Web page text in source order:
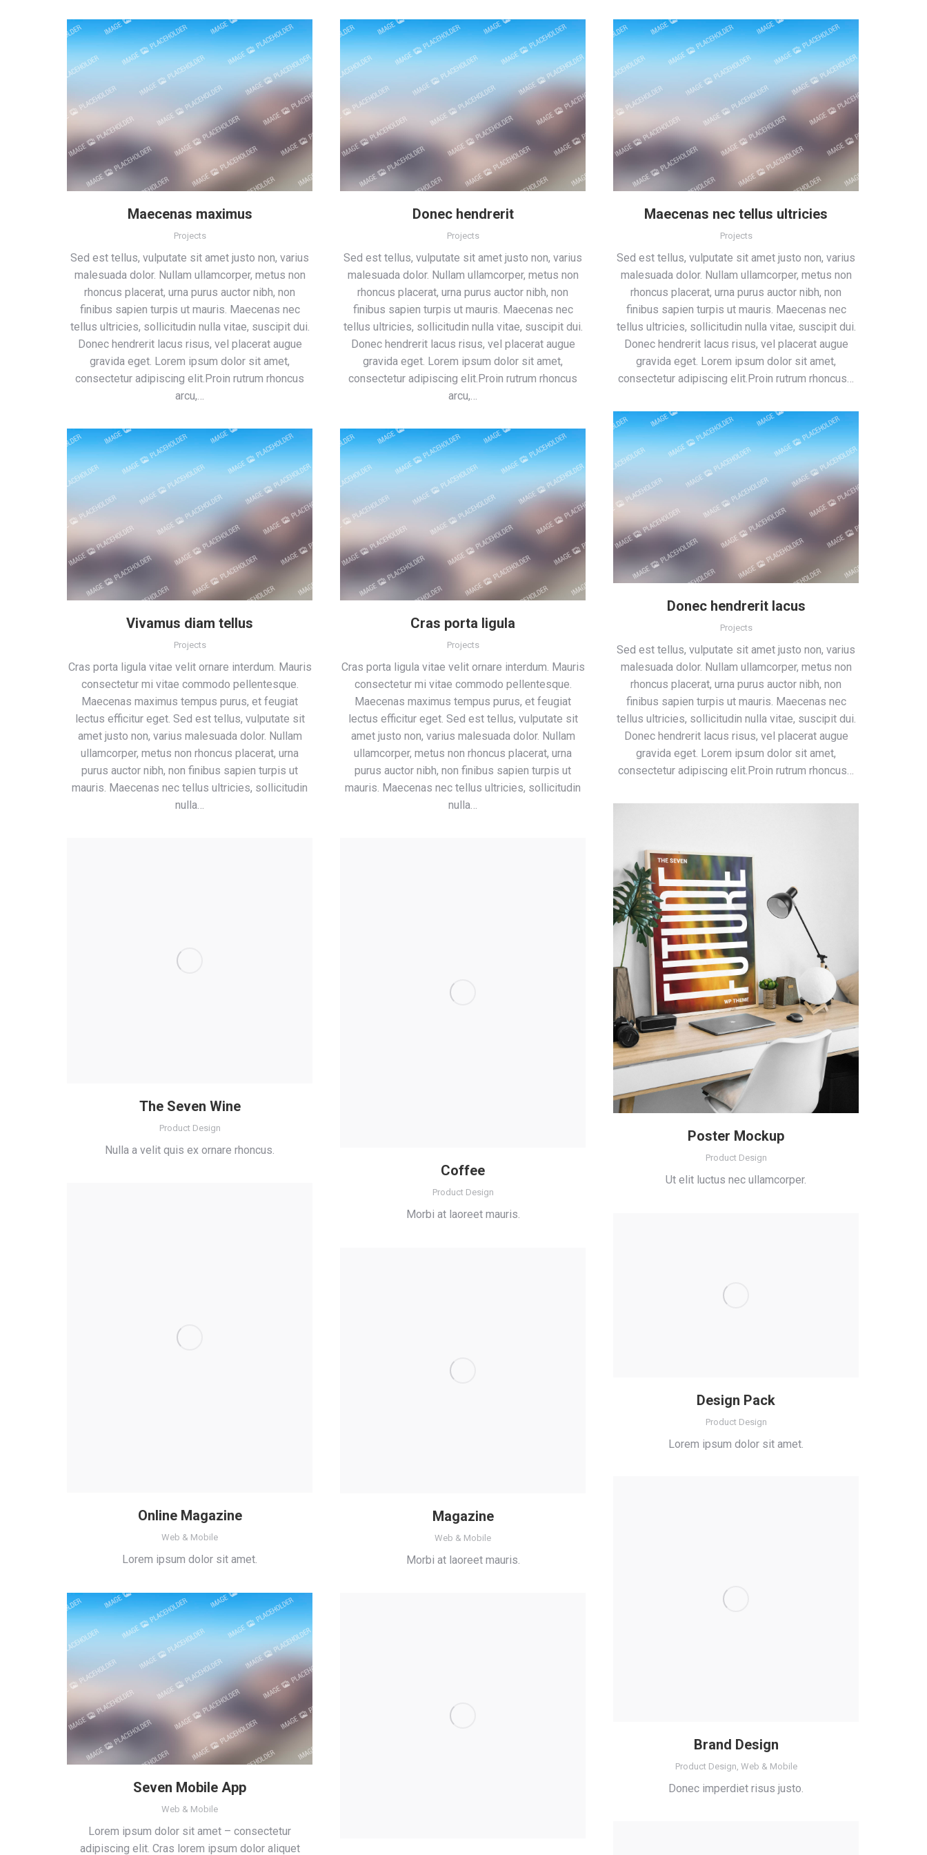
Maecenas maximus
Projects
Sed est tellus, vulputate sit amet justo non, varius
malesuada dolor. Nullam ullamcorper, metus non
rhoncus placerat, urna purus auctor nibh, non
finibus sapien turpis ut mauris. Maecenas nec
tellus ultricies, sollicitudin nulla vitae, suscipit dui.
Donec hendrerit lacus risus, vel placerat augue
gravida eget. Lorem ipsum dolor sit amet,
consectetur adipiscing elit.Proin rutrum rhoncus
arcu,…
Donec hendrerit
Projects
Sed est tellus, vulputate sit amet justo non, varius
malesuada dolor. Nullam ullamcorper, metus non
rhoncus placerat, urna purus auctor nibh, non
finibus sapien turpis ut mauris. Maecenas nec
tellus ultricies, sollicitudin nulla vitae, suscipit dui.
Donec hendrerit lacus risus, vel placerat augue
gravida eget. Lorem ipsum dolor sit amet,
consectetur adipiscing elit.Proin rutrum rhoncus
arcu,…
Maecenas nec tellus ultricies
Projects
Sed est tellus, vulputate sit amet justo non, varius
malesuada dolor. Nullam ullamcorper, metus non
rhoncus placerat, urna purus auctor nibh, non
finibus sapien turpis ut mauris. Maecenas nec
tellus ultricies, sollicitudin nulla vitae, suscipit dui.
Donec hendrerit lacus risus, vel placerat augue
gravida eget. Lorem ipsum dolor sit amet,
consectetur adipiscing elit.Proin rutrum rhoncus…
Donec hendrerit lacus
Projects
Sed est tellus, vulputate sit amet justo non, varius
malesuada dolor. Nullam ullamcorper, metus non
rhoncus placerat, urna purus auctor nibh, non
finibus sapien turpis ut mauris. Maecenas nec
tellus ultricies, sollicitudin nulla vitae, suscipit dui.
Donec hendrerit lacus risus, vel placerat augue
gravida eget. Lorem ipsum dolor sit amet,
consectetur adipiscing elit.Proin rutrum rhoncus…
Vivamus diam tellus
Projects
Cras porta ligula vitae velit ornare interdum. Mauris
consectetur mi vitae commodo pellentesque.
Maecenas maximus tempus purus, et feugiat
lectus efficitur eget. Sed est tellus, vulputate sit
amet justo non, varius malesuada dolor. Nullam
ullamcorper, metus non rhoncus placerat, urna
purus auctor nibh, non finibus sapien turpis ut
mauris. Maecenas nec tellus ultricies, sollicitudin
nulla…
Cras porta ligula
Projects
Cras porta ligula vitae velit ornare interdum. Mauris
consectetur mi vitae commodo pellentesque.
Maecenas maximus tempus purus, et feugiat
lectus efficitur eget. Sed est tellus, vulputate sit
amet justo non, varius malesuada dolor. Nullam
ullamcorper, metus non rhoncus placerat, urna
purus auctor nibh, non finibus sapien turpis ut
mauris. Maecenas nec tellus ultricies, sollicitudin
nulla…
Poster Mockup
Product Design
Ut elit luctus nec ullamcorper.
The Seven Wine
Product Design
Nulla a velit quis ex ornare rhoncus.
Coffee
Product Design
Morbi at laoreet mauris.
Online Magazine
Web & Mobile
Lorem ipsum dolor sit amet.
Design Pack
Product Design
Lorem ipsum dolor sit amet.
Magazine
Web & Mobile
Morbi at laoreet mauris.
Brand Design
Product Design, Web & Mobile
Donec imperdiet risus justo.
Seven Mobile App
Web & Mobile
Lorem ipsum dolor sit amet – consectetur
adipiscing elit. Cras lorem ipsum dolor aliquet